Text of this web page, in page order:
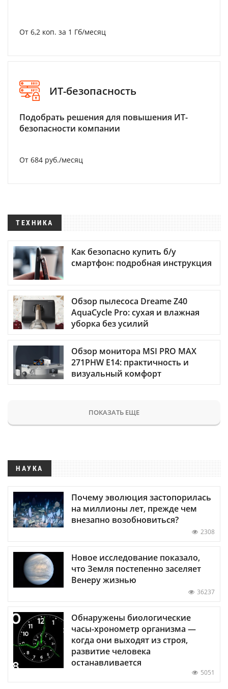
От 6,2 коп. за 1 Гб/месяц
ИТ-безопасность
Подобрать решения для повышения ИТ-
безопасности компании
От 684 руб./месяц
ТЕХНИКА
Как безопасно купить б/у
смартфон: подробная инструкция
Обзор пылесоса Dreame Z40
AquaCycle Pro: сухая и влажная
уборка без усилий
Обзор монитора MSI PRO MAX
271PHW E14: практичность и
визуальный комфорт
ПОКАЗАТЬ ЕЩЕ
НАУКА
Почему эволюция застопорилась
на миллионы лет, прежде чем
внезапно возобновиться?
2308
Новое исследование показало,
что Земля постепенно заселяет
Венеру жизнью
36237
Обнаружены биологические
часы-хронометр организма —
когда они выходят из строя,
развитие человека
останавливается
5051